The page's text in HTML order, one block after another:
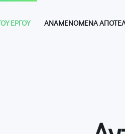
ΕΡΓΟΥ ΑΝΑΜΕΝΟΜΕΝΑ